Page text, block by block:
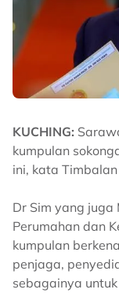
KUCHING:
kumpulan
ini, kata
Dr Sim yang
Perumahan dan
kumpulan
penjaga,
sebagainya